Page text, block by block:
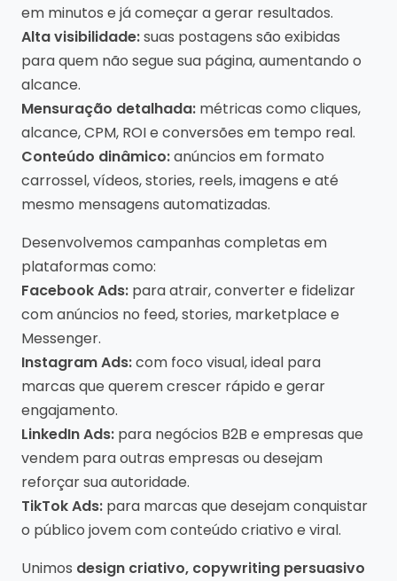
em minutos e já começar a gerar resultados.
Alta visibilidade:suas postagens são exibidas
para quem não segue sua página, aumentando o
alcance.
Mensuração detalhada: métricas como cliques,
alcance, CPM, ROI e conversões em tempo real.
Conteúdo dinâmico:anúncios em formato
carrossel, vídeos, stories, reels, imagens e até
mesmo mensagens automatizadas.
Desenvolvemos campanhas completas em
plataformas como:
Facebook Ads: para atrair, converter e fidelizar
com anúncios no feed, stories, marketplace e
Messenger.
Instagram Ads:com foco visual, ideal para
marcas que querem crescer rápido e gerar
engajamento.
LinkedIn Ads: para negócios B2B e empresas que
vendem para outras empresas ou desejam
reforçar sua autoridade.
TikTok Ads: para marcas que desejam conquistar
o público jovem com conteúdo criativo e viral.
Unimos design criativo, copywriting persuasivo